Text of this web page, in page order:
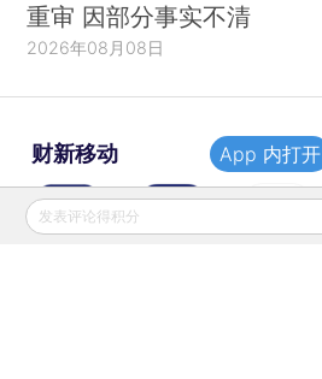
重审 因部分事实不清
2026年08月08日
财新移动
发表评论得积分
App 内打开